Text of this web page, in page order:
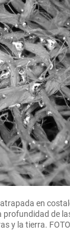
en
profundidad de
y la tierra.